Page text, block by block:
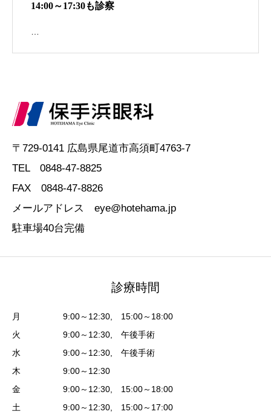
14:00～17:30も診察
〒729-0141 広島県尾道市高須町4763-7
TEL 0848-47-8825
FAX 0848-47-8826
メールアドレス eye@hotehama.jp
駐車場40台完備
診療時間
月 9:00～12:30, 15:00～18:00
火 9:00～12:30, 午後手術
水 9:00～12:30, 午後手術
木 9:00～12:30
金 9:00～12:30, 15:00～18:00
土 9:00～12:30, 15:00～17:00